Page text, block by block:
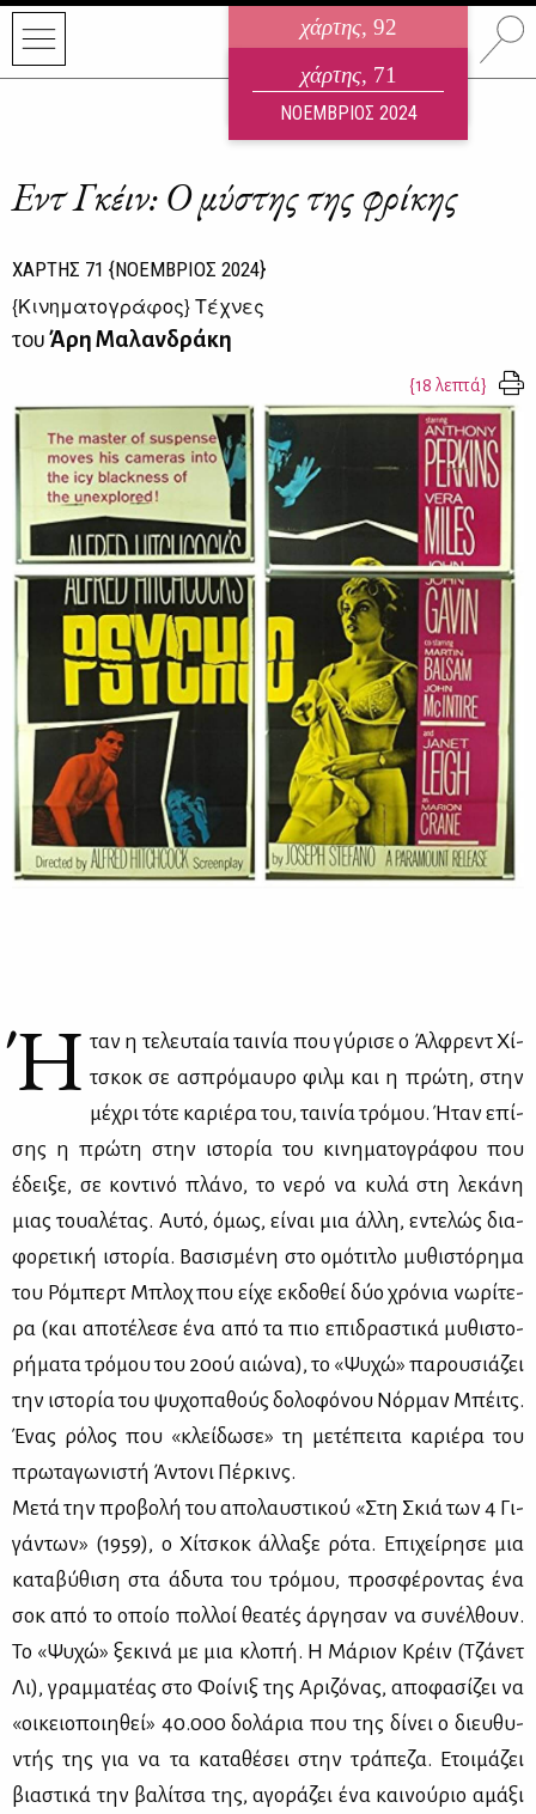
χάρτης, 92
ηλεκτρονικό περιοδικό
ΑΥΓΟΥΣΤΟΣ 2026
χάρτης, 71
ΝΟΕΜΒΡΙΟΣ 2024
Εντ Γκέιν: Ο μύστης της φρίκης
ΧΑΡΤΗΣ 71 {ΝΟΕΜΒΡΙΟΣ 2024}
{Κινηματογράφος} Τέχνες
τουΆρη Μαλανδράκη
{18 λεπτά}
Ή ταν η τε­λευ­ταία ται­νία που γύ­ρι­σε ο Άλ­φρεντ Χί­
τσκοκ σε ασπρό­μαυ­ρο φιλμ και η πρώ­τη, στην
μέ­χρι τό­τε κα­ριέ­ρα του, ται­νία τρό­μου. Ήταν επί­
σης η πρώ­τη στην ιστο­ρία του κι­νη­μα­το­γρά­φου που
έδει­ξε, σε κο­ντι­νό πλά­νο, το νε­ρό να κυ­λά στη λε­κά­νη
μιας τουα­λέ­τας. Αυ­τό, όμως, εί­ναι μια άλ­λη, εντε­λώς δια­
φο­ρε­τι­κή ιστο­ρία. Βα­σι­σμέ­νη στο ομό­τι­τλο μυ­θι­στό­ρη­μα
του Ρό­μπερτ Μπλοχ που εί­χε εκ­δο­θεί δύο χρό­νια νω­ρί­τε­
ρα (και απο­τέ­λε­σε ένα από τα πιο επι­δρα­στι­κά μυ­θι­στο­
ρή­μα­τα τρό­μου του 20ού αιώ­να), το «Ψυ­χώ» πα­ρου­σιά­ζει
την ιστο­ρία του ψυ­χο­πα­θούς δο­λο­φό­νου Νόρ­μαν Μπέιτς.
Ένας ρό­λος που «κλεί­δω­σε» τη με­τέ­πει­τα κα­ριέ­ρα του
πρω­τα­γω­νι­στή Άντο­νι Πέρ­κινς.
Με­τά την προ­βο­λή του απο­λαυ­στι­κού «Στη Σκιά των 4 Γι­
γά­ντων» (1959), ο Χί­τσκοκ άλ­λα­ξε ρό­τα. Επι­χεί­ρη­σε μια
κα­τα­βύ­θι­ση στα άδυ­τα του τρό­μου, προ­σφέ­ρο­ντας ένα
σοκ από το οποίο πολ­λοί θε­α­τές άρ­γη­σαν να συ­νέλ­θουν.
Το «Ψυ­χώ» ξε­κι­νά με μια κλο­πή. Η Μά­ριον Κρέιν (Τζά­νετ
Λι), γραμ­μα­τέ­ας στο Φοί­νιξ της Αρι­ζό­νας, απο­φα­σί­ζει να
«οι­κειο­ποι­η­θεί» 40.000 δο­λά­ρια που της δί­νει ο διευ­θυ­
ντής της για να τα κα­τα­θέ­σει στην τρά­πε­ζα. Ετοι­μά­ζει
βια­στι­κά την βα­λί­τσα της, αγο­ρά­ζει ένα και­νού­ριο αμά­ξι